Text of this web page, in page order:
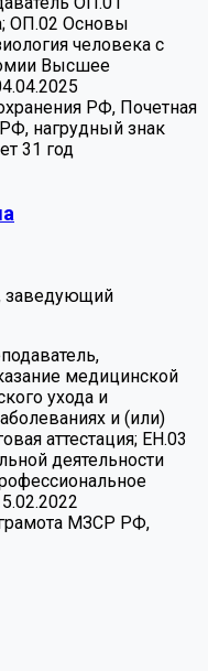
ОП.02 Основы
человека с
Высшее
РФ, Почетная
нагрудный знак
31 год
заведующий
медицинской
ухода и
и (или)
аттестация; ЕН.03
деятельности
МЗСР РФ,